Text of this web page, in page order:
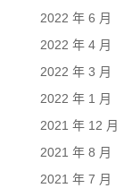
2022 年 6 月
2022 年 4 月
2022 年 3 月
2022 年 1 月
2021 年 12 月
2021 年 8 月
2021 年 7 月